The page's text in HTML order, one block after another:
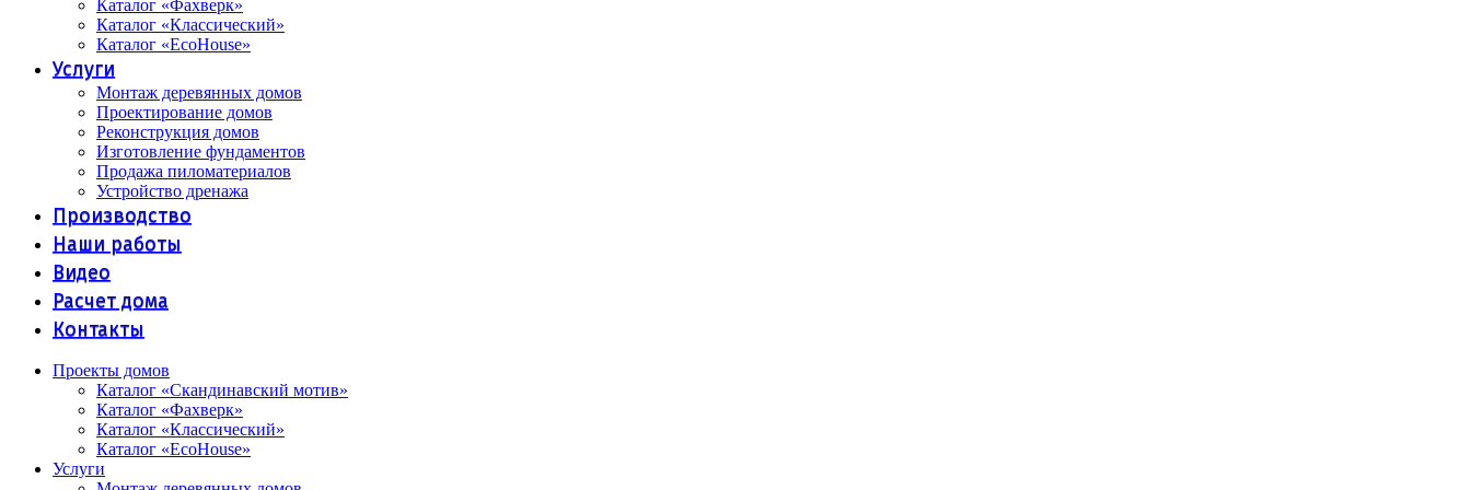
Каталог «Фахверк»
Каталог «Классический»
Каталог «EcoHouse»
Услуги
Монтаж деревянных домов
Проектирование домов
Реконструкция домов
Изготовление фундаментов
Продажа пиломатериалов
Устройство дренажа
Производство
Наши работы
Видео
Расчет дома
Контакты
Проекты домов
Каталог «Скандинавский мотив»
Каталог «Фахверк»
Каталог «Классический»
Каталог «EcoHouse»
Услуги